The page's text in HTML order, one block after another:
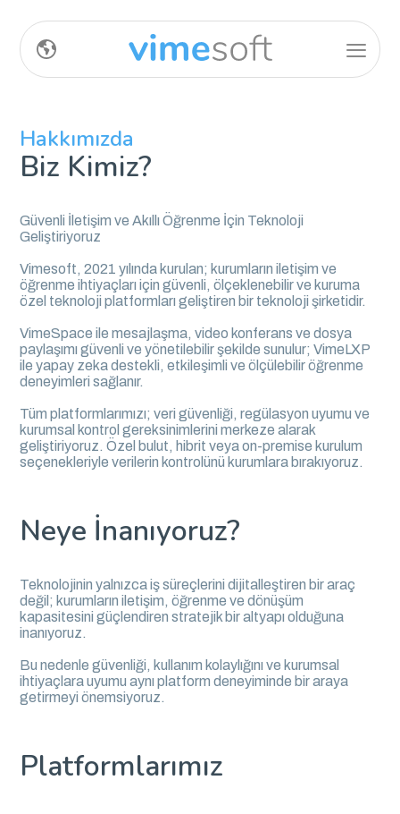
Hakkımızda
Biz Kimiz?
Güvenli İletişim ve Akıllı Öğrenme İçin Teknoloji
Geliştiriyoruz
Vimesoft, 2021 yılında kurulan; kurumların iletişim ve
öğrenme ihtiyaçları için güvenli, ölçeklenebilir ve kuruma
özel teknoloji platformları geliştiren bir teknoloji şirketidir.
VimeSpace ile mesajlaşma, video konferans ve dosya
paylaşımı güvenli ve yönetilebilir şekilde sunulur; VimeLXP
ile yapay zeka destekli, etkileşimli ve ölçülebilir öğrenme
deneyimleri sağlanır.
Tüm platformlarımızı; veri güvenliği, regülasyon uyumu ve
kurumsal kontrol gereksinimlerini merkeze alarak
geliştiriyoruz. Özel bulut, hibrit veya on-premise kurulum
seçenekleriyle verilerin kontrolünü kurumlara bırakıyoruz.
Neye İnanıyoruz?
Teknolojinin yalnızca iş süreçlerini dijitalleştiren bir araç
değil; kurumların iletişim, öğrenme ve dönüşüm
kapasitesini güçlendiren stratejik bir altyapı olduğuna
inanıyoruz.
Bu nedenle güvenliği, kullanım kolaylığını ve kurumsal
ihtiyaçlara uyumu aynı platform deneyiminde bir araya
getirmeyi önemsiyoruz.
Platformlarımız